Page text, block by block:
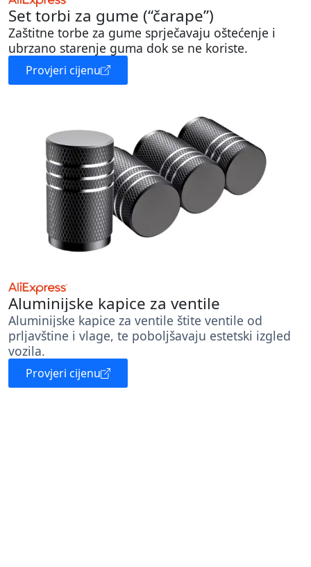
Set torbi za gume (“čarape”)
Zaštitne torbe za gume sprječavaju oštećenje i
ubrzano starenje guma dok se ne koriste.
Provjeri cijenu
Aluminijske kapice za ventile
Aluminijske kapice za ventile štite ventile od
prljavštine i vlage, te poboljšavaju estetski izgled
vozila.
Provjeri cijenu